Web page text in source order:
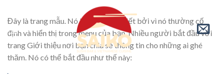
content
Đây là trang mẫu. Nó khác với bài viết bởi vì nó thường cố
định và hiển thị trong menu của bạn. Nhiều người bắt đầu với
trang Giới thiệu nơi bạn chia sẻ thông tin cho những ai ghé
thăm. Nó có thể bắt đầu như thế này: